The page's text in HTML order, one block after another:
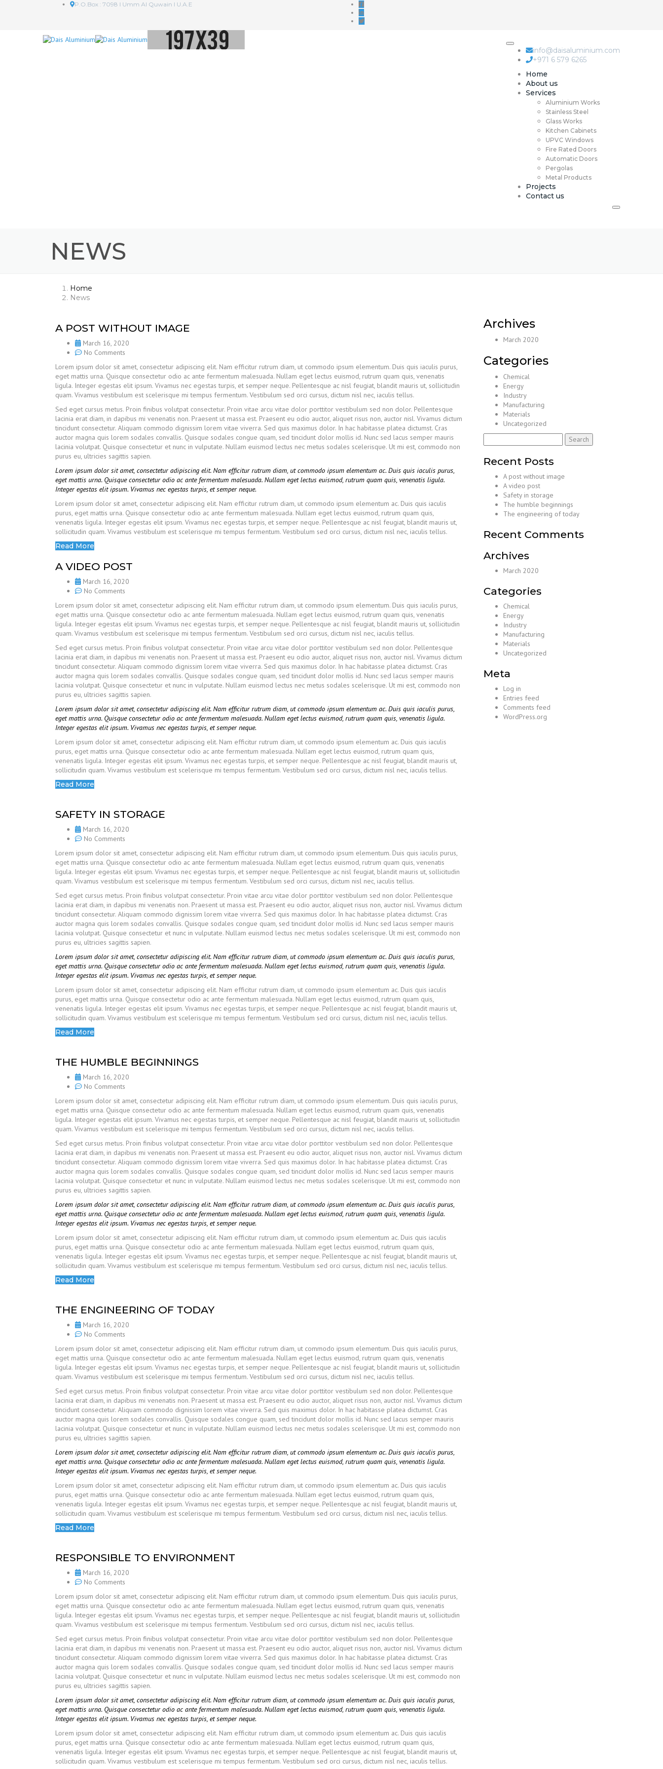
P.O.Box : 7098 I Umm Al Quwain I U.A.E
info@daisaluminium.com
+971 6 579 6265
Home
About us
Services
Aluminium Works
Stainless Steel
Glass Works
Kitchen Cabinets
UPVC Windows
Fire Rated Doors
Automatic Doors
Pergolas
Metal Products
Projects
Contact us
NEWS
Home
News
A POST WITHOUT IMAGE
March 16, 2020
No Comments
Lorem ipsum dolor sit amet, consectetur adipiscing elit. Nam efficitur rutrum diam, ut commodo ipsum elementum. Duis quis iaculis purus,
eget mattis urna. Quisque consectetur odio ac ante fermentum malesuada. Nullam eget lectus euismod, rutrum quam quis, venenatis
ligula. Integer egestas elit ipsum. Vivamus nec egestas turpis, et semper neque. Pellentesque ac nisl feugiat, blandit mauris ut, sollicitudin
quam. Vivamus vestibulum est scelerisque mi tempus fermentum. Vestibulum sed orci cursus, dictum nisl nec, iaculis tellus.
Sed eget cursus metus. Proin finibus volutpat consectetur. Proin vitae arcu vitae dolor porttitor vestibulum sed non dolor. Pellentesque
lacinia erat diam, in dapibus mi venenatis non. Praesent ut massa est. Praesent eu odio auctor, aliquet risus non, auctor nisl. Vivamus dictum
tincidunt consectetur. Aliquam commodo dignissim lorem vitae viverra. Sed quis maximus dolor. In hac habitasse platea dictumst. Cras
auctor magna quis lorem sodales convallis. Quisque sodales congue quam, sed tincidunt dolor mollis id. Nunc sed lacus semper mauris
lacinia volutpat. Quisque consectetur et nunc in vulputate. Nullam euismod lectus nec metus sodales scelerisque. Ut mi est, commodo non
purus eu, ultricies sagittis sapien.
Lorem ipsum dolor sit amet, consectetur adipiscing elit. Nam efficitur rutrum diam, ut commodo ipsum elementum ac. Duis quis iaculis purus,
eget mattis urna. Quisque consectetur odio ac ante fermentum malesuada. Nullam eget lectus euismod, rutrum quam quis, venenatis ligula.
Integer egestas elit ipsum. Vivamus nec egestas turpis, et semper neque.
Lorem ipsum dolor sit amet, consectetur adipiscing elit. Nam efficitur rutrum diam, ut commodo ipsum elementum ac. Duis quis iaculis
purus, eget mattis urna. Quisque consectetur odio ac ante fermentum malesuada. Nullam eget lectus euismod, rutrum quam quis,
venenatis ligula. Integer egestas elit ipsum. Vivamus nec egestas turpis, et semper neque. Pellentesque ac nisl feugiat, blandit mauris ut,
sollicitudin quam. Vivamus vestibulum est scelerisque mi tempus fermentum. Vestibulum sed orci cursus, dictum nisl nec, iaculis tellus.
Read More
A VIDEO POST
March 16, 2020
No Comments
Lorem ipsum dolor sit amet, consectetur adipiscing elit. Nam efficitur rutrum diam, ut commodo ipsum elementum. Duis quis iaculis purus,
eget mattis urna. Quisque consectetur odio ac ante fermentum malesuada. Nullam eget lectus euismod, rutrum quam quis, venenatis
ligula. Integer egestas elit ipsum. Vivamus nec egestas turpis, et semper neque. Pellentesque ac nisl feugiat, blandit mauris ut, sollicitudin
quam. Vivamus vestibulum est scelerisque mi tempus fermentum. Vestibulum sed orci cursus, dictum nisl nec, iaculis tellus.
Sed eget cursus metus. Proin finibus volutpat consectetur. Proin vitae arcu vitae dolor porttitor vestibulum sed non dolor. Pellentesque
lacinia erat diam, in dapibus mi venenatis non. Praesent ut massa est. Praesent eu odio auctor, aliquet risus non, auctor nisl. Vivamus dictum
tincidunt consectetur. Aliquam commodo dignissim lorem vitae viverra. Sed quis maximus dolor. In hac habitasse platea dictumst. Cras
auctor magna quis lorem sodales convallis. Quisque sodales congue quam, sed tincidunt dolor mollis id. Nunc sed lacus semper mauris
lacinia volutpat. Quisque consectetur et nunc in vulputate. Nullam euismod lectus nec metus sodales scelerisque. Ut mi est, commodo non
purus eu, ultricies sagittis sapien.
Lorem ipsum dolor sit amet, consectetur adipiscing elit. Nam efficitur rutrum diam, ut commodo ipsum elementum ac. Duis quis iaculis purus,
eget mattis urna. Quisque consectetur odio ac ante fermentum malesuada. Nullam eget lectus euismod, rutrum quam quis, venenatis ligula.
Integer egestas elit ipsum. Vivamus nec egestas turpis, et semper neque.
Lorem ipsum dolor sit amet, consectetur adipiscing elit. Nam efficitur rutrum diam, ut commodo ipsum elementum ac. Duis quis iaculis
purus, eget mattis urna. Quisque consectetur odio ac ante fermentum malesuada. Nullam eget lectus euismod, rutrum quam quis,
venenatis ligula. Integer egestas elit ipsum. Vivamus nec egestas turpis, et semper neque. Pellentesque ac nisl feugiat, blandit mauris ut,
sollicitudin quam. Vivamus vestibulum est scelerisque mi tempus fermentum. Vestibulum sed orci cursus, dictum nisl nec, iaculis tellus.
Read More
SAFETY IN STORAGE
March 16, 2020
No Comments
Lorem ipsum dolor sit amet, consectetur adipiscing elit. Nam efficitur rutrum diam, ut commodo ipsum elementum. Duis quis iaculis purus,
eget mattis urna. Quisque consectetur odio ac ante fermentum malesuada. Nullam eget lectus euismod, rutrum quam quis, venenatis
ligula. Integer egestas elit ipsum. Vivamus nec egestas turpis, et semper neque. Pellentesque ac nisl feugiat, blandit mauris ut, sollicitudin
quam. Vivamus vestibulum est scelerisque mi tempus fermentum. Vestibulum sed orci cursus, dictum nisl nec, iaculis tellus.
Sed eget cursus metus. Proin finibus volutpat consectetur. Proin vitae arcu vitae dolor porttitor vestibulum sed non dolor. Pellentesque
lacinia erat diam, in dapibus mi venenatis non. Praesent ut massa est. Praesent eu odio auctor, aliquet risus non, auctor nisl. Vivamus dictum
tincidunt consectetur. Aliquam commodo dignissim lorem vitae viverra. Sed quis maximus dolor. In hac habitasse platea dictumst. Cras
auctor magna quis lorem sodales convallis. Quisque sodales congue quam, sed tincidunt dolor mollis id. Nunc sed lacus semper mauris
lacinia volutpat. Quisque consectetur et nunc in vulputate. Nullam euismod lectus nec metus sodales scelerisque. Ut mi est, commodo non
purus eu, ultricies sagittis sapien.
Lorem ipsum dolor sit amet, consectetur adipiscing elit. Nam efficitur rutrum diam, ut commodo ipsum elementum ac. Duis quis iaculis purus,
eget mattis urna. Quisque consectetur odio ac ante fermentum malesuada. Nullam eget lectus euismod, rutrum quam quis, venenatis ligula.
Integer egestas elit ipsum. Vivamus nec egestas turpis, et semper neque.
Lorem ipsum dolor sit amet, consectetur adipiscing elit. Nam efficitur rutrum diam, ut commodo ipsum elementum ac. Duis quis iaculis
purus, eget mattis urna. Quisque consectetur odio ac ante fermentum malesuada. Nullam eget lectus euismod, rutrum quam quis,
venenatis ligula. Integer egestas elit ipsum. Vivamus nec egestas turpis, et semper neque. Pellentesque ac nisl feugiat, blandit mauris ut,
sollicitudin quam. Vivamus vestibulum est scelerisque mi tempus fermentum. Vestibulum sed orci cursus, dictum nisl nec, iaculis tellus.
Read More
THE HUMBLE BEGINNINGS
March 16, 2020
No Comments
Lorem ipsum dolor sit amet, consectetur adipiscing elit. Nam efficitur rutrum diam, ut commodo ipsum elementum. Duis quis iaculis purus,
eget mattis urna. Quisque consectetur odio ac ante fermentum malesuada. Nullam eget lectus euismod, rutrum quam quis, venenatis
ligula. Integer egestas elit ipsum. Vivamus nec egestas turpis, et semper neque. Pellentesque ac nisl feugiat, blandit mauris ut, sollicitudin
quam. Vivamus vestibulum est scelerisque mi tempus fermentum. Vestibulum sed orci cursus, dictum nisl nec, iaculis tellus.
Sed eget cursus metus. Proin finibus volutpat consectetur. Proin vitae arcu vitae dolor porttitor vestibulum sed non dolor. Pellentesque
lacinia erat diam, in dapibus mi venenatis non. Praesent ut massa est. Praesent eu odio auctor, aliquet risus non, auctor nisl. Vivamus dictum
tincidunt consectetur. Aliquam commodo dignissim lorem vitae viverra. Sed quis maximus dolor. In hac habitasse platea dictumst. Cras
auctor magna quis lorem sodales convallis. Quisque sodales congue quam, sed tincidunt dolor mollis id. Nunc sed lacus semper mauris
lacinia volutpat. Quisque consectetur et nunc in vulputate. Nullam euismod lectus nec metus sodales scelerisque. Ut mi est, commodo non
purus eu, ultricies sagittis sapien.
Lorem ipsum dolor sit amet, consectetur adipiscing elit. Nam efficitur rutrum diam, ut commodo ipsum elementum ac. Duis quis iaculis purus,
eget mattis urna. Quisque consectetur odio ac ante fermentum malesuada. Nullam eget lectus euismod, rutrum quam quis, venenatis ligula.
Integer egestas elit ipsum. Vivamus nec egestas turpis, et semper neque.
Lorem ipsum dolor sit amet, consectetur adipiscing elit. Nam efficitur rutrum diam, ut commodo ipsum elementum ac. Duis quis iaculis
purus, eget mattis urna. Quisque consectetur odio ac ante fermentum malesuada. Nullam eget lectus euismod, rutrum quam quis,
venenatis ligula. Integer egestas elit ipsum. Vivamus nec egestas turpis, et semper neque. Pellentesque ac nisl feugiat, blandit mauris ut,
sollicitudin quam. Vivamus vestibulum est scelerisque mi tempus fermentum. Vestibulum sed orci cursus, dictum nisl nec, iaculis tellus.
Read More
THE ENGINEERING OF TODAY
March 16, 2020
No Comments
Lorem ipsum dolor sit amet, consectetur adipiscing elit. Nam efficitur rutrum diam, ut commodo ipsum elementum. Duis quis iaculis purus,
eget mattis urna. Quisque consectetur odio ac ante fermentum malesuada. Nullam eget lectus euismod, rutrum quam quis, venenatis
ligula. Integer egestas elit ipsum. Vivamus nec egestas turpis, et semper neque. Pellentesque ac nisl feugiat, blandit mauris ut, sollicitudin
quam. Vivamus vestibulum est scelerisque mi tempus fermentum. Vestibulum sed orci cursus, dictum nisl nec, iaculis tellus.
Sed eget cursus metus. Proin finibus volutpat consectetur. Proin vitae arcu vitae dolor porttitor vestibulum sed non dolor. Pellentesque
lacinia erat diam, in dapibus mi venenatis non. Praesent ut massa est. Praesent eu odio auctor, aliquet risus non, auctor nisl. Vivamus dictum
tincidunt consectetur. Aliquam commodo dignissim lorem vitae viverra. Sed quis maximus dolor. In hac habitasse platea dictumst. Cras
auctor magna quis lorem sodales convallis. Quisque sodales congue quam, sed tincidunt dolor mollis id. Nunc sed lacus semper mauris
lacinia volutpat. Quisque consectetur et nunc in vulputate. Nullam euismod lectus nec metus sodales scelerisque. Ut mi est, commodo non
purus eu, ultricies sagittis sapien.
Lorem ipsum dolor sit amet, consectetur adipiscing elit. Nam efficitur rutrum diam, ut commodo ipsum elementum ac. Duis quis iaculis purus,
eget mattis urna. Quisque consectetur odio ac ante fermentum malesuada. Nullam eget lectus euismod, rutrum quam quis, venenatis ligula.
Integer egestas elit ipsum. Vivamus nec egestas turpis, et semper neque.
Lorem ipsum dolor sit amet, consectetur adipiscing elit. Nam efficitur rutrum diam, ut commodo ipsum elementum ac. Duis quis iaculis
purus, eget mattis urna. Quisque consectetur odio ac ante fermentum malesuada. Nullam eget lectus euismod, rutrum quam quis,
venenatis ligula. Integer egestas elit ipsum. Vivamus nec egestas turpis, et semper neque. Pellentesque ac nisl feugiat, blandit mauris ut,
sollicitudin quam. Vivamus vestibulum est scelerisque mi tempus fermentum. Vestibulum sed orci cursus, dictum nisl nec, iaculis tellus.
Read More
RESPONSIBLE TO ENVIRONMENT
March 16, 2020
No Comments
Lorem ipsum dolor sit amet, consectetur adipiscing elit. Nam efficitur rutrum diam, ut commodo ipsum elementum. Duis quis iaculis purus,
eget mattis urna. Quisque consectetur odio ac ante fermentum malesuada. Nullam eget lectus euismod, rutrum quam quis, venenatis
ligula. Integer egestas elit ipsum. Vivamus nec egestas turpis, et semper neque. Pellentesque ac nisl feugiat, blandit mauris ut, sollicitudin
quam. Vivamus vestibulum est scelerisque mi tempus fermentum. Vestibulum sed orci cursus, dictum nisl nec, iaculis tellus.
Sed eget cursus metus. Proin finibus volutpat consectetur. Proin vitae arcu vitae dolor porttitor vestibulum sed non dolor. Pellentesque
lacinia erat diam, in dapibus mi venenatis non. Praesent ut massa est. Praesent eu odio auctor, aliquet risus non, auctor nisl. Vivamus dictum
tincidunt consectetur. Aliquam commodo dignissim lorem vitae viverra. Sed quis maximus dolor. In hac habitasse platea dictumst. Cras
auctor magna quis lorem sodales convallis. Quisque sodales congue quam, sed tincidunt dolor mollis id. Nunc sed lacus semper mauris
lacinia volutpat. Quisque consectetur et nunc in vulputate. Nullam euismod lectus nec metus sodales scelerisque. Ut mi est, commodo non
purus eu, ultricies sagittis sapien.
Lorem ipsum dolor sit amet, consectetur adipiscing elit. Nam efficitur rutrum diam, ut commodo ipsum elementum ac. Duis quis iaculis purus,
eget mattis urna. Quisque consectetur odio ac ante fermentum malesuada. Nullam eget lectus euismod, rutrum quam quis, venenatis ligula.
Integer egestas elit ipsum. Vivamus nec egestas turpis, et semper neque.
Lorem ipsum dolor sit amet, consectetur adipiscing elit. Nam efficitur rutrum diam, ut commodo ipsum elementum ac. Duis quis iaculis
purus, eget mattis urna. Quisque consectetur odio ac ante fermentum malesuada. Nullam eget lectus euismod, rutrum quam quis,
venenatis ligula. Integer egestas elit ipsum. Vivamus nec egestas turpis, et semper neque. Pellentesque ac nisl feugiat, blandit mauris ut,
sollicitudin quam. Vivamus vestibulum est scelerisque mi tempus fermentum. Vestibulum sed orci cursus, dictum nisl nec, iaculis tellus.
Archives
March 2020
Categories
Chemical
Energy
Industry
Manufacturing
Materials
Uncategorized
Recent Posts
A post without image
A video post
Safety in storage
The humble beginnings
The engineering of today
Recent Comments
Archives
March 2020
Categories
Chemical
Energy
Industry
Manufacturing
Materials
Uncategorized
Meta
Log in
Entries feed
Comments feed
WordPress.org